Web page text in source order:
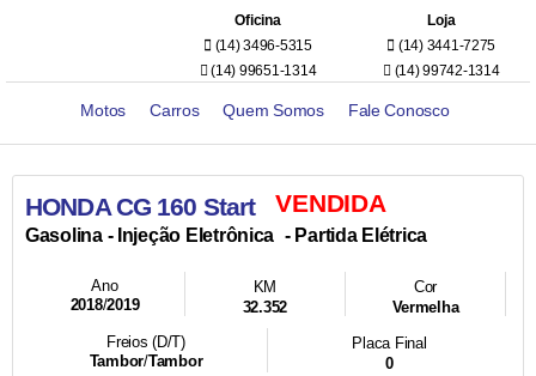
Oficina
(14) 3496-5315
(14) 99651-1314
Loja
(14) 3441-7275
(14) 99742-1314
Motos Carros Quem Somos Fale Conosco
HONDA CG 160 StartVENDIDA
Gasolina- Injeção Eletrônica - Partida Elétrica
Ano
2018/2019
KM
32.352
Cor
Vermelha
Freios (D/T)
Tambor/Tambor
Placa Final
0